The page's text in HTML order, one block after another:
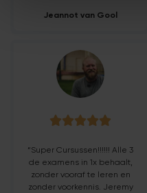
Jeannot van Gool

“Super Cursussen!!!!!! Alle 3
de examens in 1x behaalt,
zonder vooraf te leren en
zonder voorkennis. Jeremy